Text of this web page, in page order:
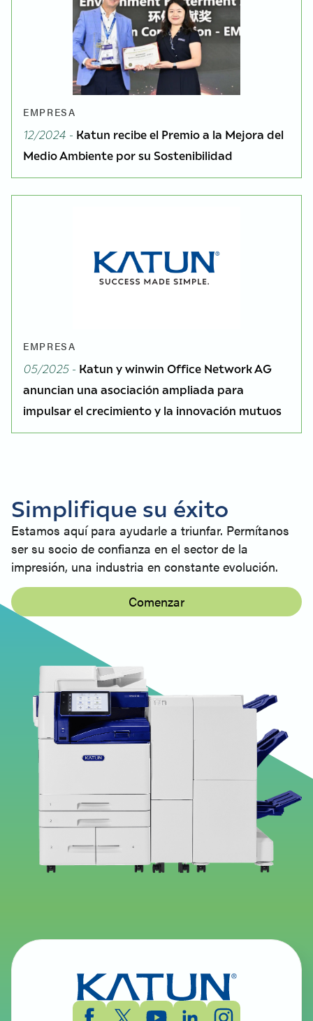
EMPRESA
12/2024 - Katun recibe el Premio a la Mejora del
Medio Ambiente por su Sostenibilidad
EMPRESA
05/2025 - Katun y winwin Office Network AG
anuncian una asociación ampliada para
impulsar el crecimiento y la innovación mutuos
Simplifique su éxito
Estamos aquí para ayudarle a triunfar. Permítanos
ser su socio de confianza en el sector de la
impresión, una industria en constante evolución.
Comenzar